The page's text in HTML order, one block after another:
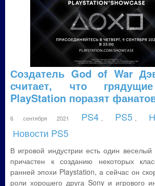
Создатель God of War
считает, что
PlayStation поразят
6 сентября 2021 PS4 PS5
Новости PS5
В игровой индустрии есть один
причастен к созданию некоторых
ранней эпохи Playstation, а сейчас он
роли хорошего друга Sony и игрового